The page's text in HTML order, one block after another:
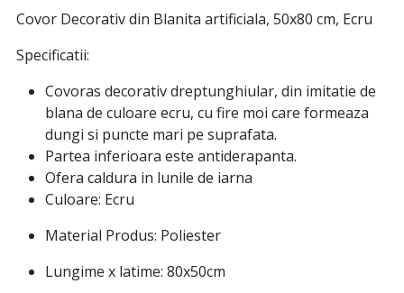
Covor Decorativ din Blanita artificiala, 50x80 cm, Ecru
Specificatii:
Covoras decorativ dreptunghiular, din imitatie de
blana de culoare ecru, cu fire moi care formeaza
dungi si puncte mari pe suprafata.
Partea inferioara este antiderapanta.
Ofera caldura in lunile de iarna
Culoare: Ecru
Material Produs: Poliester
Lungime x latime: 80x50cm